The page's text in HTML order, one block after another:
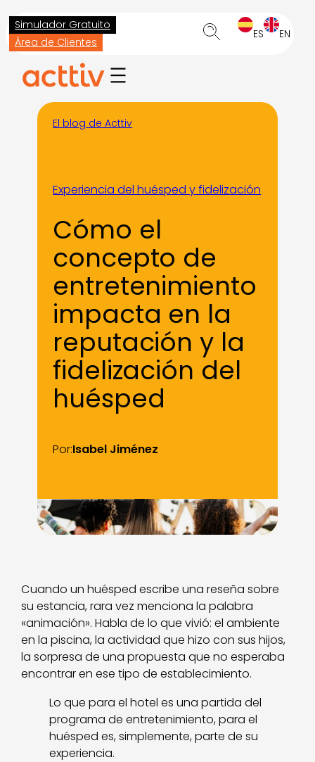
Saltar
al
contenido
Simulador Gratuito
Área de Clientes
ES EN
El blog de Acttiv
Experiencia del huésped y fidelización
Cómo el
concepto de
entretenimiento
impacta en la
reputación y la
fidelización del
huésped
Por:Isabel Jiménez
Cuando un huésped escribe una reseña sobre
su estancia, rara vez menciona la palabra
«animación». Habla de lo que vivió: el ambiente
en la piscina, la actividad que hizo con sus hijos,
la sorpresa de una propuesta que no esperaba
encontrar en ese tipo de establecimiento.
Lo que para el hotel es una partida del
programa de entretenimiento, para el
huésped es, simplemente, parte de su
experiencia.